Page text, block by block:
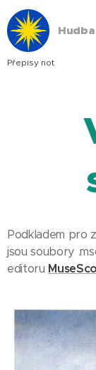
Přepisy not
Podkladem pro
jsou soubory
editoru